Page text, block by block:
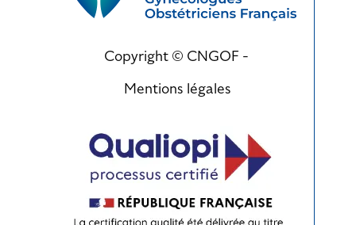
Copyright © CNGOF -
Mentions légales